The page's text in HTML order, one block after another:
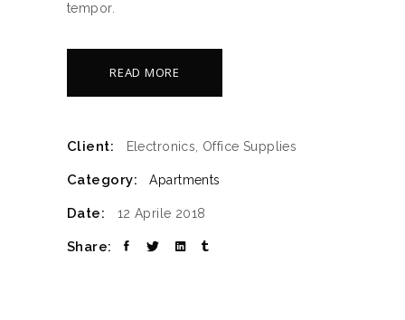
tempor.
READ MORE
Client: Electronics, Office Supplies
Category: Apartments
Date: 12 Aprile 2018
Share: